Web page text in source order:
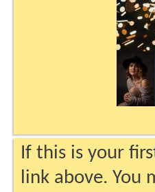
If this is your
link above. You